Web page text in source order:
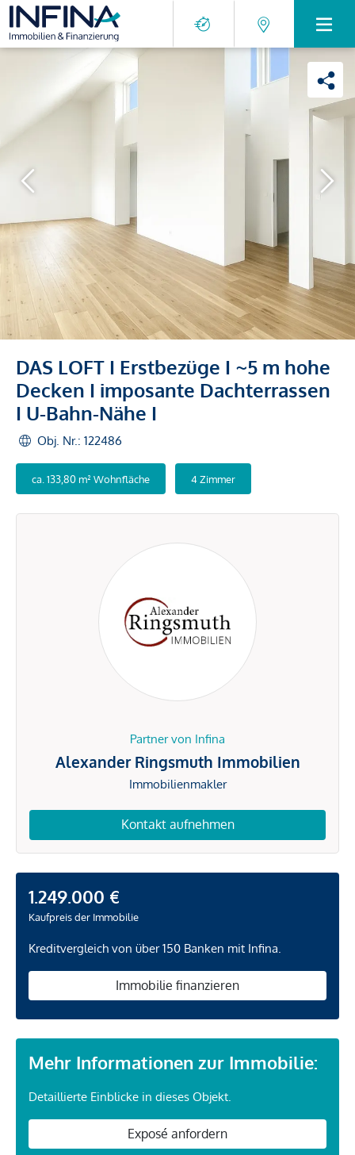
DAS LOFT I Erstbezüge I ~5 m hohe
Decken I imposante Dachterrassen
I U-Bahn-Nähe I
Obj. Nr.: 122486
ca. 133,80 m² Wohnfläche 4 Zimmer
Partner von Infina
Alexander Ringsmuth Immobilien
Immobilienmakler
Kontakt aufnehmen
1.249.000 €
Kaufpreis der Immobilie
Kreditvergleich von über 150 Banken mit Infina.
Immobilie finanzieren
Mehr Informationen zur Immobilie:
Detaillierte Einblicke in dieses Objekt.
Exposé anfordern